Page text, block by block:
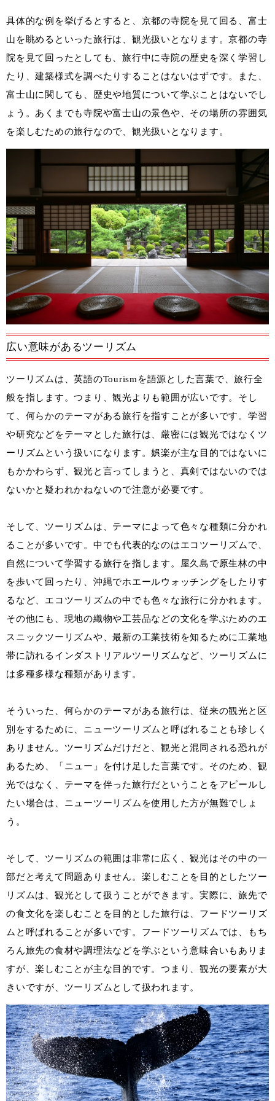
具体的な例を挙げるとすると、京都の寺院を見て回る、富士
山を眺めるといった旅行は、観光扱いとなります。京都の寺
院を見て回ったとしても、旅行中に寺院の歴史を深く学習し
たり、建築様式を調べたりすることはないはずです。また、
富士山に関しても、歴史や地質について学ぶことはないでし
ょう。あくまでも寺院や富士山の景色や、その場所の雰囲気
を楽しむための旅行なので、観光扱いとなります。
広い意味があるツーリズム
ツーリズムは、英語のTourismを語源とした言葉で、旅行全
般を指します。つまり、観光よりも範囲が広いです。そし
て、何らかのテーマがある旅行を指すことが多いです。学習
や研究などをテーマとした旅行は、厳密には観光ではなくツ
ーリズムという扱いになります。娯楽が主な目的ではないに
もかかわらず、観光と言ってしまうと、真剣ではないのでは
ないかと疑われかねないので注意が必要です。
そして、ツーリズムは、テーマによって色々な種類に分かれ
ることが多いです。中でも代表的なのはエコツーリズムで、
自然について学習する旅行を指します。屋久島で原生林の中
を歩いて回ったり、沖縄でホエールウォッチングをしたりす
るなど、エコツーリズムの中でも色々な旅行に分かれます。
その他にも、現地の織物や工芸品などの文化を学ぶためのエ
スニックツーリズムや、最新の工業技術を知るために工業地
帯に訪れるインダストリアルツーリズムなど、ツーリズムに
は多種多様な種類があります。
そういった、何らかのテーマがある旅行は、従来の観光と区
別をするために、ニューツーリズムと呼ばれることも珍しく
ありません。ツーリズムだけだと、観光と混同される恐れが
あるため、「ニュー」を付け足した言葉です。そのため、観
光ではなく、テーマを伴った旅行だということをアピールし
たい場合は、ニューツーリズムを使用した方が無難でしょ
う。
そして、ツーリズムの範囲は非常に広く、観光はその中の一
部だと考えて問題ありません。楽しむことを目的としたツー
リズムは、観光として扱うことができます。実際に、旅先で
の食文化を楽しむことを目的とした旅行は、フードツーリズ
ムと呼ばれることが多いです。フードツーリズムでは、もち
ろん旅先の食材や調理法などを学ぶという意味合いもありま
すが、楽しむことが主な目的です。つまり、観光の要素が大
きいですが、ツーリズムとして扱われます。